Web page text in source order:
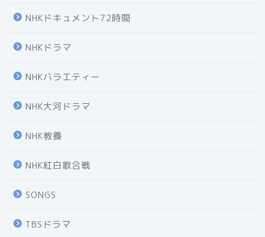
NHKドキュメント72時間
NHKドラマ
NHKバラエティー
NHK大河ドラマ
NHK教養
NHK紅白歌合戦
SONGS
TBSドラマ